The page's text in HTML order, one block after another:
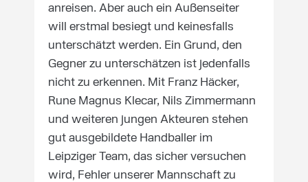
anreisen. Aber auch ein Außenseiter
will erstmal besiegt und keinesfalls
unterschätzt werden. Ein Grund, den
Gegner zu unterschätzen ist jedenfalls
nicht zu erkennen. Mit Franz Häcker,
Rune Magnus Klecar, Nils Zimmermann
und weiteren jungen Akteuren stehen
gut ausgebildete Handballer im
Leipziger Team, das sicher versuchen
wird, Fehler unserer Mannschaft zu